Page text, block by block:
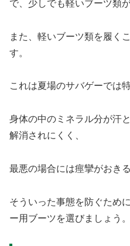
で、少しでも軽いブーツ類
また、軽いブーツ類を履く
す。
これは夏場のサバゲーでは
身体の中のミネラル分が汗
解消されにくく、
最悪の場合には痙攣がおき
そういった事態を防ぐため
ー用ブーツを選びましょう。